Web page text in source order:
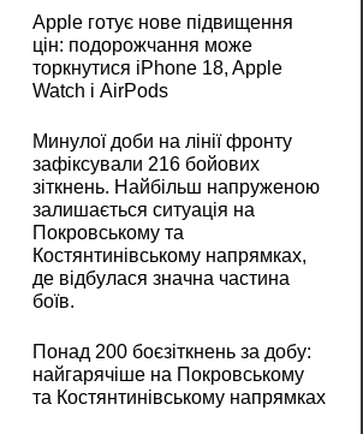
Apple готує нове підвищення
цін: подорожчання може
торкнутися iPhone 18, Apple
Watch і AirPods
Минулої доби на лінії фронту
зафіксували 216 бойових
зіткнень. Найбільш напруженою
залишається ситуація на
Покровському та
Костянтинівському напрямках,
де відбулася значна частина
боїв.
Понад 200 боєзіткнень за добу:
найгарячіше на Покровському
та Костянтинівському напрямках